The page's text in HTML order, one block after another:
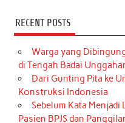
RECENT POSTS
Warga yang
di Tengah Badai
Dari Gunting Pita ke
Konstruksi Indonesia
Sebelum Kata Menjadi
Pasien BPJS dan